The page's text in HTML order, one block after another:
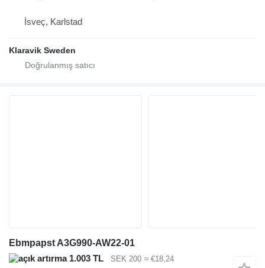
İsveç, Karlstad
Klaravik Sweden
Ebmpapst A3G990-AW22-01
1.003 TL
SEK 200 ≈ €18,24